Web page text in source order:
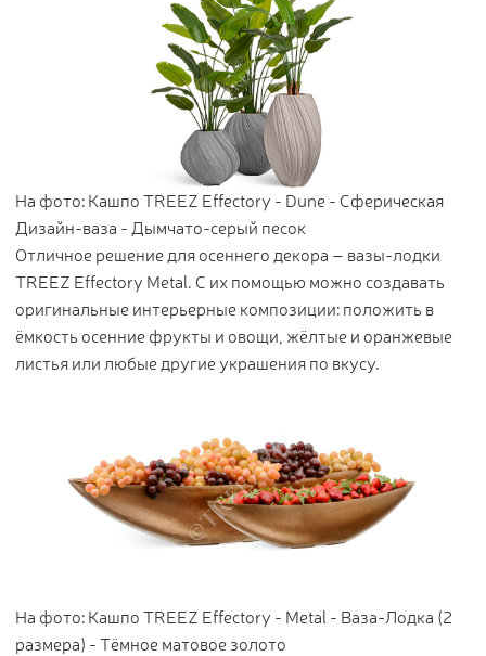
На фото: Кашпо TREEZ Effectory - Dune - Сферическая
Дизайн-ваза - Дымчато-серый песок
Отличное решение для осеннего декора – вазы-лодки
TREEZ Effectory Metal. С их помощью можно создавать
оригинальные интерьерные композиции: положить в
ёмкость осенние фрукты и овощи, жёлтые и оранжевые
листья или любые другие украшения по вкусу.
На фото: Кашпо TREEZ Effectory - Metal - Ваза-Лодка (2
размера) - Тёмное матовое золото